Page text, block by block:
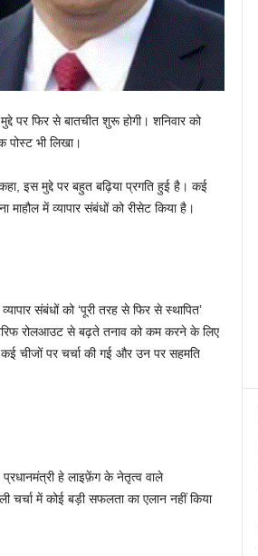
पर फिर से बातचीत शुरू होगी। शनिवार को
पोस्ट भी लिखा।
इस मुद्दे पर बहुत बढ़िया प्रगति हुई है। कई
में व्यापार संबंधों को रीसेट किया है।
संबंधों को ‘पूरी तरह से फिर से स्थापित’
रोलआउट से बढ़ते तनाव को कम करने के लिए
कई चीजों पर चर्चा की गई और उन पर सहमति
प्रधानमंत्री हे लाइफ़ेंग के नेतृत्व वाले
में कोई बड़ी सफलता का एलान नहीं किया